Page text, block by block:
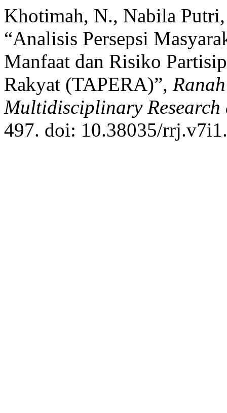
Khotimah, N., Nabila
“Analisis Persepsi
Manfaat dan Risiko
Rakyat (TAPERA)”,
Multidisciplinary Research
497. doi: 10.38035/